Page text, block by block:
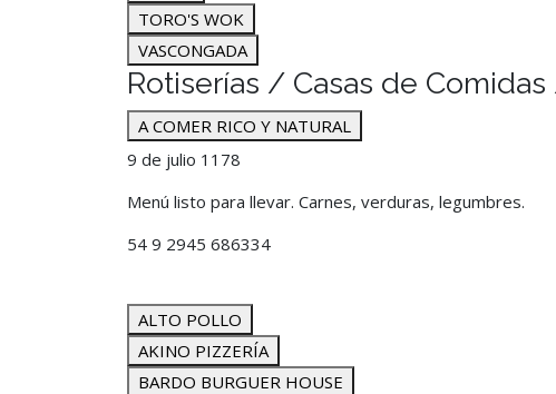
TORO'S WOK
VASCONGADA
Rotiserías / Casas de
A COMER RICO Y NATURAL
9 de julio 1178
Menú listo para llevar. Carnes, verduras, legumbres.
54 9 2945 686334
ALTO POLLO
AKINO PIZZERÍA
BARDO BURGUER HOUSE